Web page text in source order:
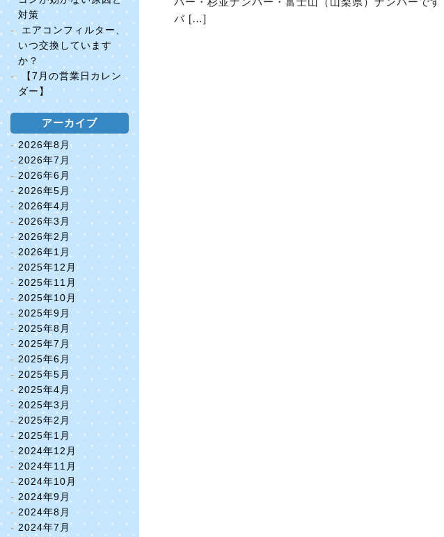
バ […]
対策
エアコンフィルター、
いつ交換しています
か？
【7月の営業日カレン
ダー】
アーカイブ
2026年8月
2026年7月
2026年6月
2026年5月
2026年4月
2026年3月
2026年2月
2026年1月
2025年12月
2025年11月
2025年10月
2025年9月
2025年8月
2025年7月
2025年6月
2025年5月
2025年4月
2025年3月
2025年2月
2025年1月
2024年12月
2024年11月
2024年10月
2024年9月
2024年8月
2024年7月